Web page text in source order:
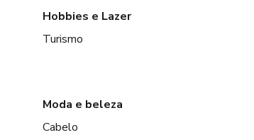
Hobbies e Lazer
Turismo
Moda e beleza
Cabelo